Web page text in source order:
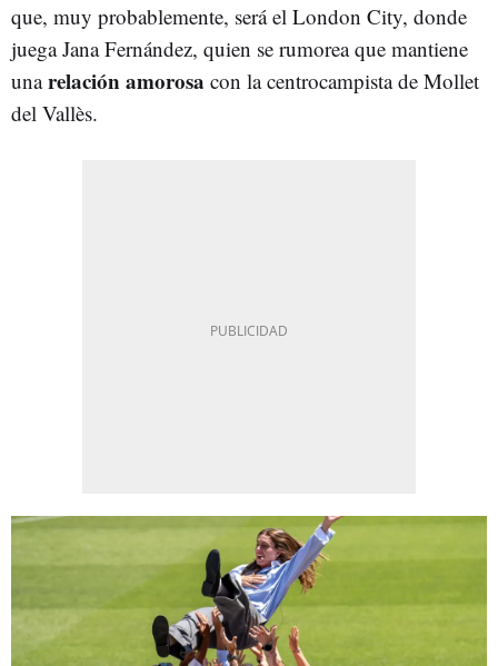
que, muy probablemente, será el London City, donde
juega Jana Fernández, quien se rumorea que mantiene
unarelación amorosa con la centrocampista de Mollet
del Vallès.